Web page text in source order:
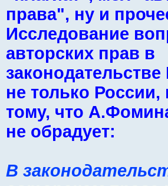
права", ну и
Исследование
авторских прав в
не только России,
тому, что
не обрадует:
В